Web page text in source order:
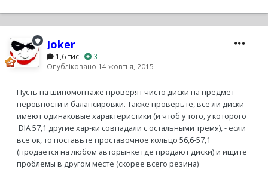
Joker
1,6 тис
3
Опубліковано 14 жовтня, 2015
Пусть на шиномонтаже проверят чисто диски на предмет
неровности и балансировки. Также проверьте, все ли диски
имеют одинаковые характеристики (и чтоб у того, у которого
DIA 57,1 другие хар-ки совпадали с остальными тремя), - если
все ок, то поставьте проставочное кольцо 56,6-57,1
(продается на любом авторынке где продают диски) и ищите
проблемы в другом месте (скорее всего резина)